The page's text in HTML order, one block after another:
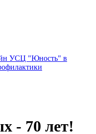
УСЦ "Юность" в
- 70 лет!